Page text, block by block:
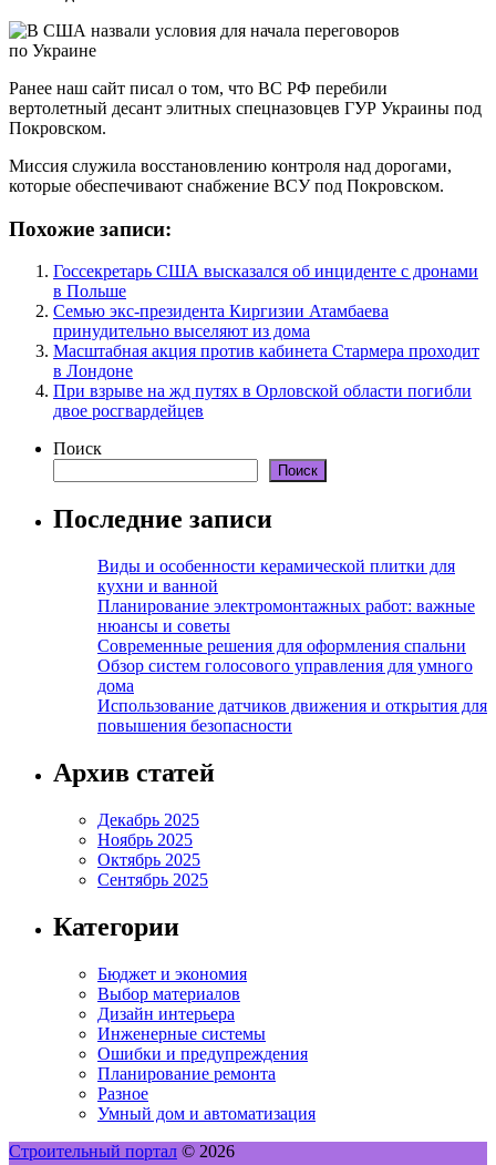
Ранее наш сайт писал о том, что ВС РФ перебили
вертолетный десант элитных спецназовцев ГУР Украины под
Покровском.
Миссия служила восстановлению контроля над дорогами,
которые обеспечивают снабжение ВСУ под Покровском.
Похожие записи:
Госсекретарь США высказался об инциденте с дронами
в Польше
Семью экс-президента Киргизии Атамбаева
принудительно выселяют из дома
Масштабная акция против кабинета Стармера проходит
в Лондоне
При взрыве на жд путях в Орловской области погибли
двое росгвардейцев
Поиск
Поиск
Последние записи
Виды и особенности керамической плитки для
кухни и ванной
Планирование электромонтажных работ: важные
нюансы и советы
Современные решения для оформления спальни
Обзор систем голосового управления для умного
дома
Использование датчиков движения и открытия для
повышения безопасности
Архив статей
Декабрь 2025
Ноябрь 2025
Октябрь 2025
Сентябрь 2025
Категории
Бюджет и экономия
Выбор материалов
Дизайн интерьера
Инженерные системы
Ошибки и предупреждения
Планирование ремонта
Разное
Умный дом и автоматизация
Строительный портал © 2026